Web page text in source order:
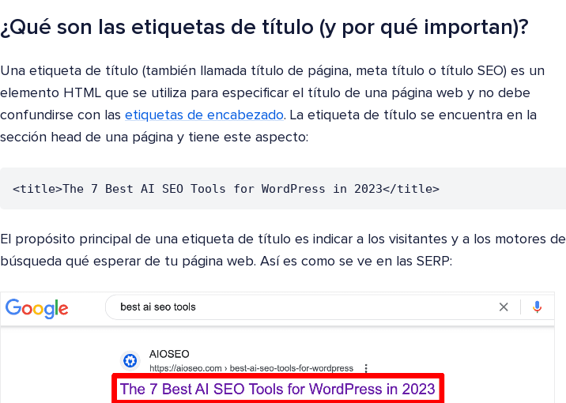
¿Qué son las etiquetas de título (y por qué importan)?
Una etiqueta de título (también llamada título de página, meta título o título SEO) es un
elemento HTML que se utiliza para especificar el título de una página web y no debe
confundirse con las etiquetas de encabezado. La etiqueta de título se encuentra en la
sección head de una página y tiene este aspecto:
<title>The 7 Best AI SEO Tools for WordPress in 2023</title>
El propósito principal de una etiqueta de título es indicar a los visitantes y a los motores de
búsqueda qué esperar de tu página web. Así es como se ve en las SERP: